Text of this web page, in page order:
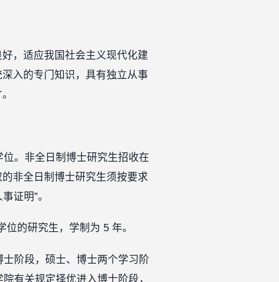
，适应我国社会主义现代化建
入的专门知识，具有独立从事
。非全日制博士研究生招收在
非全日制博士研究生须按要求
证明”。
的研究生，学制为 5 年。
阶段，硕士、博士两个学习阶
有关规定择优进入博士阶段，